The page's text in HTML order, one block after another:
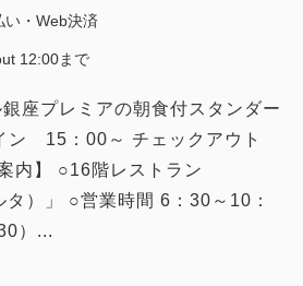
大人 2名
室
税・サービス料込
合計 56,250 円
い・Web決済
12:00まで
座プレミアの朝食付スタンダー
ン 15：00～ チェックアウト
内】 ○16階レストラン
タ）」 ○営業時間 6：30～10：
）...